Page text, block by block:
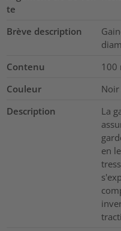
te
Brève description
Contenu
100
Couleur
Noir
Description
La
en